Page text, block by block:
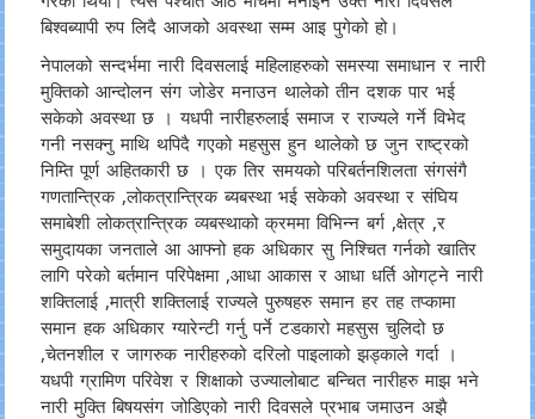
बिश्वब्यापी रुप लिदै आजको अवस्था सम्म आइ पुगेको हो।
नेपालको सन्दर्भमा नारी दिवसलाई महिलाहरुको समस्या समाधान र नारी
मुक्तिको आन्दोलन संग जोडेर मनाउन थालेको तीन दशक पार भई
सकेको अवस्था छ । यधपी नारीहरुलाई समाज र राज्यले गर्ने विभेद
गनी नसक्नु माथि थपिदै गएको महसुस हुन थालेको छ जुन राष्ट्रको
निम्ति पूर्ण अहितकारी छ । एक तिर समयको परिबर्तनशिलता संगसंगै
गणतान्त्रिक ,लोकत्रान्त्रिक ब्यबस्था भई सकेको अवस्था र संघिय
समाबेशी लोकत्रान्त्रिक व्यबस्थाको क्रममा विभिन्न बर्ग ,क्षेत्र ,र
समुदायका जनताले आ आफ्नो हक अधिकार सु निश्चित गर्नको खातिर
लागि परेको बर्तमान परिपेक्षमा ,आधा आकास र आधा धर्ति ओगट्ने नारी
शक्तिलाई ,मात्री शक्तिलाई राज्यले पुरुषहरु समान हर तह तप्कामा
समान हक अधिकार ग्यारेन्टी गर्नु पर्ने टडकारो महसुस चुलिदो छ
,चेतनशील र जागरुक नारीहरुको दरिलो पाइलाको झड्काले गर्दा ।
यधपी ग्रामिण परिवेश र शिक्षाको उज्यालोबाट बन्चित नारीहरु माझ भने
नारी मुक्ति बिषयसंग जोडिएको नारी दिवसले प्रभाब जमाउन अझै